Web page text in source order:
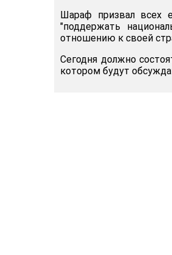
Шараф призвал всех
"поддержать
отношению к своей
Сегодня должно
котором будут